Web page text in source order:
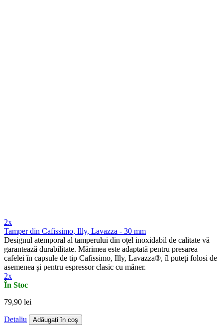
2x
Tamper din Cafissimo, Illy, Lavazza - 30 mm
Designul atemporal al tamperului din oțel inoxidabil de calitate vă
garantează durabilitate. Mărimea este adaptată pentru presarea
cafelei în capsule de tip Cafissimo, Illy, Lavazza®, îl puteți folosi de
asemenea și pentru espressor clasic cu mâner.
2x
În Stoc
79,90 lei
Detaliu Adăugați în coş